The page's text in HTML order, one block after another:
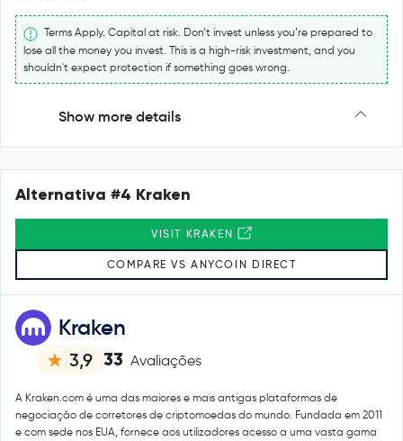
Terms Apply. Capital at risk. Don’t invest unless you’re prepared to
lose all the money you invest. This is a high-risk investment, and you
shouldn't expect protection if something goes wrong.
Show more details
Kraken
3,9 33 Avaliações
A Kraken.com é uma das maiores e mais antigas plataformas de
negociação de corretores de criptomoedas do mundo. Fundada em 2011
e com sede nos EUA, fornece aos utilizadores acesso a uma vasta gama
Alternativa #4 Kraken
VISIT KRAKEN
COMPARE VS ANYCOIN DIRECT